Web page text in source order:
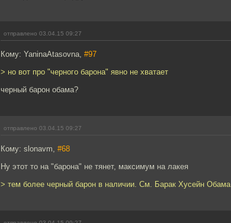
отправлено 03.04.15 09:27
Кому: YaninaAtasovna, #97
> но вот про "черного барона" явно не хватает
черный барон обама?
отправлено 03.04.15 09:27
Кому: slonavm, #68
Ну этот то на "барона" не тянет, максимум на лакея
> тем более черный барон в наличии. См. Барак Хусейн Обама